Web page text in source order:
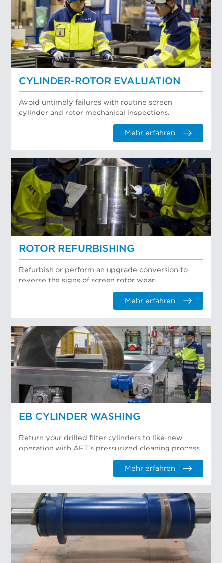
CYLINDER-ROTOR EVALUATION
Avoid untimely failures with routine screen
cylinder and rotor mechanical inspections.
Mehr erfahren
ROTOR REFURBISHING
Refurbish or perform an upgrade conversion to
reverse the signs of screen rotor wear.
Mehr erfahren
EB CYLINDER WASHING
Return your drilled filter cylinders to like-new
operation with AFT's pressurized cleaning process.
Mehr erfahren